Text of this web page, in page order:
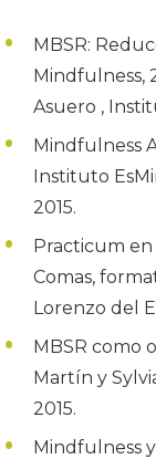
MBSR:
Mindfulness,
Asuero ,
Mindfulness
Instituto
2015.
Practicum en
Comas,
Lorenzo del
MBSR como
Martín y
2015.
Mindfulness